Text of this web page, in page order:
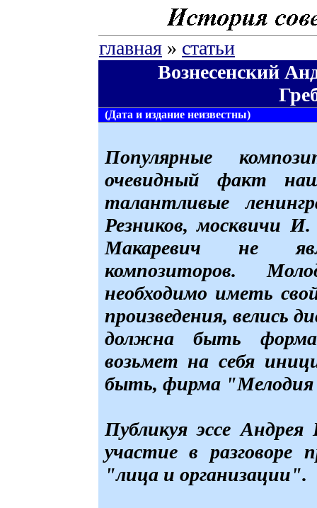
главная » статьи
Вознесенский
(Дата и издание неизвестны)
Популярные
очевидный факт
талантливые
Резников, москвичи
Макаревич не
композиторов.
необходимо иметь
произведения, велись
должна быть
возьмет на себя
быть, фирма
Публикуя эссе
участие в разговоре
"лица и организации".